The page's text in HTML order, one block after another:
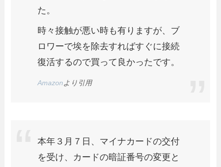
た。
時々接触が悪い時も有りますが、ブ
ロワーで埃を除去すればすぐに接続
復活するので買って良かったです。
Amazonより引用
本年３月７日、マイナカードの交付
を受け、カードの暗証番号の変更と